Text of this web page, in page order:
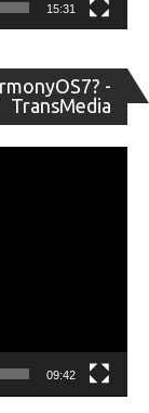
15:31
-
TransMedia
de
09:42